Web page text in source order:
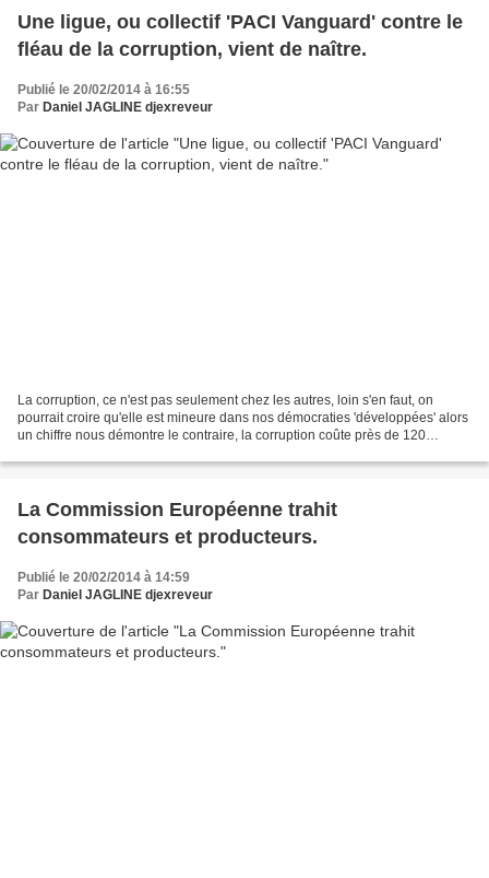
Une ligue, ou collectif 'PACI Vanguard' contre le
fléau de la corruption, vient de naître.
Publié le 20/02/2014 à 16:55
Par Daniel JAGLINE djexreveur
La corruption, ce n'est pas seulement chez les autres, loin s'en faut, on
pourrait croire qu'elle est mineure dans nos démocraties 'développées' alors
un chiffre nous démontre le contraire, la corruption coûte près de 120
La Commission Européenne trahit
consommateurs et producteurs.
Publié le 20/02/2014 à 14:59
Par Daniel JAGLINE djexreveur